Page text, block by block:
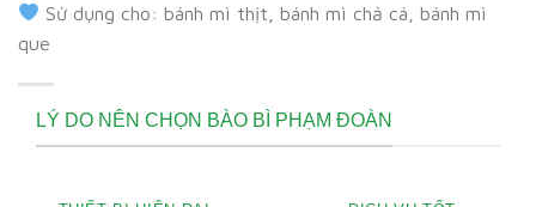
Sử dụng cho: bánh mì thịt, bánh mì chả cá, bánh mì
que
LÝ DO NÊN CHỌN BÀO BÌ PHẠM ĐOÀN